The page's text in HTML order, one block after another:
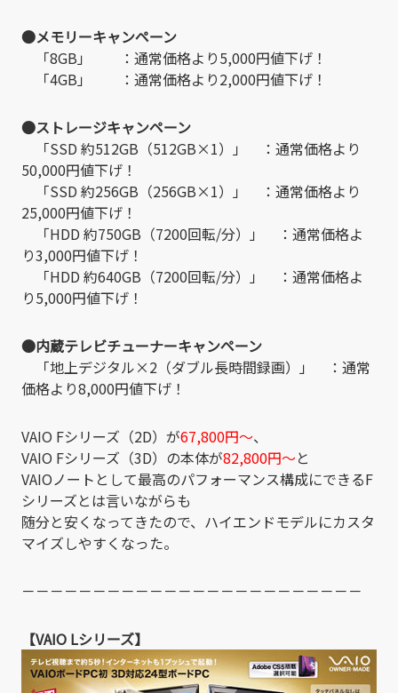
●メモリーキャンペーン
「8GB」 ：通常価格より5,000円値下げ！
「4GB」 ：通常価格より2,000円値下げ！
●ストレージキャンペーン
「SSD 約512GB（512GB×1）」 ：通常価格より
50,000円値下げ！
「SSD 約256GB（256GB×1）」 ：通常価格より
25,000円値下げ！
「HDD 約750GB（7200回転/分）」 ：通常価格よ
り3,000円値下げ！
「HDD 約640GB（7200回転/分）」 ：通常価格よ
り5,000円値下げ！
●内蔵テレビチューナーキャンペーン
「地上デジタル×2（ダブル長時間録画）」 ：通常
価格より8,000円値下げ！
VAIO Fシリーズ（2D）が67,800円～、
VAIO Fシリーズ（3D）の本体が82,800円～と
VAIOノートとして最高のパフォーマンス構成にできるF
シリーズとは言いながらも
随分と安くなってきたので、ハイエンドモデルにカスタ
マイズしやすくなった。
－－－－－－－－－－－－－－－－－－－－－－－－
【VAIO Lシリーズ】